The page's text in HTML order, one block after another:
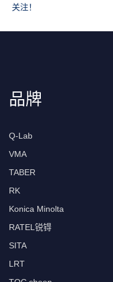
关注！
品牌
Q-Lab
VMA
TABER
RK
Konica Minolta
RATEL锐锝
SITA
LRT